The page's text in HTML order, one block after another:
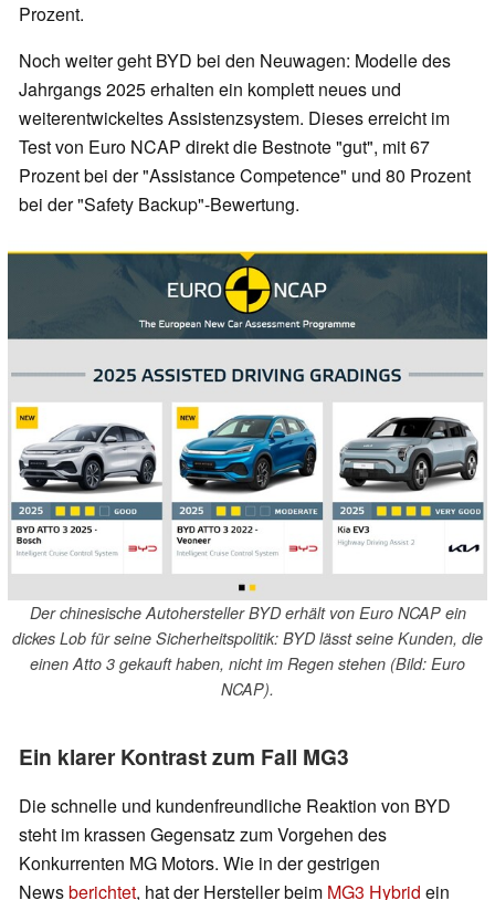
Prozent.
Noch weiter geht BYD bei den Neuwagen: Modelle des
Jahrgangs 2025 erhalten ein komplett neues und
weiterentwickeltes Assistenzsystem. Dieses erreicht im
Test von Euro NCAP direkt die Bestnote "gut", mit 67
Prozent bei der "Assistance Competence" und 80 Prozent
bei der "Safety Backup"-Bewertung.
Der chinesische Autohersteller BYD erhält von Euro NCAP ein
dickes Lob für seine Sicherheitspolitik: BYD lässt seine Kunden, die
einen Atto 3 gekauft haben, nicht im Regen stehen (Bild: Euro
NCAP).
Ein klarer Kontrast zum Fall MG3
Die schnelle und kundenfreundliche Reaktion von BYD
steht im krassen Gegensatz zum Vorgehen des
Konkurrenten MG Motors. Wie in der gestrigen
Newsberichtet, hat der Hersteller beim MG3 Hybrid ein